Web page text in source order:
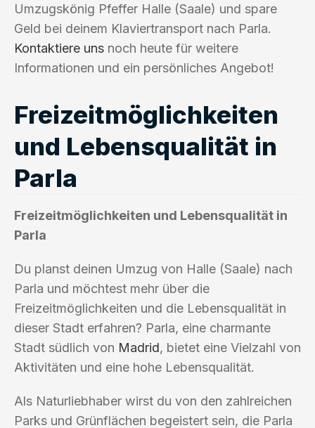
Umzugskönig Pfeffer Halle (Saale) und spare
Geld bei deinem Klaviertransport nach Parla.
Kontaktiere uns noch heute für weitere
Informationen und ein persönliches Angebot!
Freizeitmöglichkeiten
und Lebensqualität in
Parla
Freizeitmöglichkeiten und Lebensqualität in
Parla
Du planst deinen Umzug von Halle (Saale) nach
Parla und möchtest mehr über die
Freizeitmöglichkeiten und die Lebensqualität in
dieser Stadt erfahren? Parla, eine charmante
Stadt südlich von Madrid, bietet eine Vielzahl von
Aktivitäten und eine hohe Lebensqualität.
Als Naturliebhaber wirst du von den zahlreichen
Parks und Grünflächen begeistert sein, die Parla